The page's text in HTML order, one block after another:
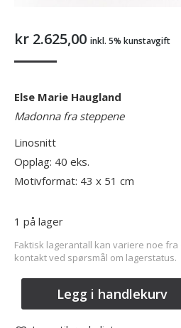
kr 2.625,00 inkl. 5% kunstavgift
Else Marie Haugland
Madonna fra steppene
Linosnitt
Opplag: 40 eks.
Motivformat: 43 x 51 cm
1 på lager
Faktisk lagerantall kan variere noe fra
kontakt ved spørsmål om lagerstatus.
Legg i handlekurv